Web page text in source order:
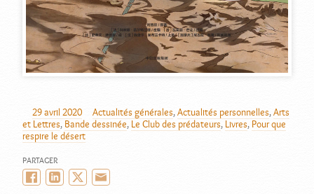
AUTEUR
PUBLIÉ
LE
29 avril 2020 CATÉGORIES
Actualités générales,Actualités personnelles,Arts
et Lettres, Bande dessinée, Le Club des prédateurs, Livres, Pour que
respire le désert
PARTAGER
FacebookLinkedInTwitter/X